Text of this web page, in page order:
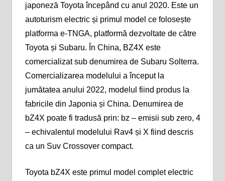
japoneză Toyota începând cu anul 2020. Este un
autoturism electric și primul model ce folosește
platforma e-TNGA, platformă dezvoltate de către
Toyota și Subaru. În China, BZ4X este
comercializat sub denumirea de Subaru Solterra.
Comercializarea modelului a început la
jumătatea anului 2022, modelul fiind produs la
fabricile din Japonia și China. Denumirea de
bZ4X poate fi tradusă prin: bz – emisii sub zero, 4
– echivalentul modelului Rav4 și X fiind descris
ca un Suv Crossover compact.
Toyota bZ4X este primul model complet electric